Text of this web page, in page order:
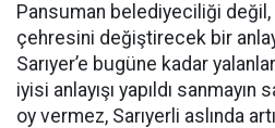
Pansuman belediyeciliği değil,
çehresini değiştirecek bir
Sarıyer’e bugüne kadar
iyisi anlayışı yapıldı
oy vermez, Sarıyerli aslında